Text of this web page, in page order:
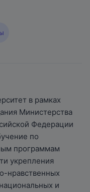
в рамках
Министерства
Федерации
по
программам
укрепления
нравственных
и